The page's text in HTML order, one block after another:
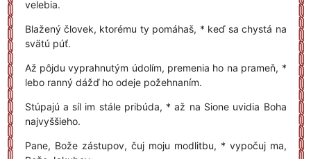
velebia.
Blažený človek, ktorému ty pomáhaš, * keď sa chystá na
svätú púť.
Až pôjdu vyprahnutým údolím, premenia ho na prameň, *
lebo ranný dážď ho odeje požehnaním.
Stúpajú a síl im stále pribúda, * až na Sione uvidia Boha
najvyššieho.
Pane, Bože zástupov, čuj moju modlitbu, * vypočuj ma,